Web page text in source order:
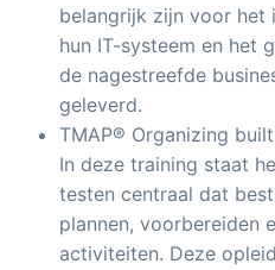
belangrijk zijn voor het
hun IT-systeem en het
de nagestreefde
geleverd.
TMAP® Organizing
In deze training staat
testen centraal dat
plannen, voorbereiden
activiteiten. Deze